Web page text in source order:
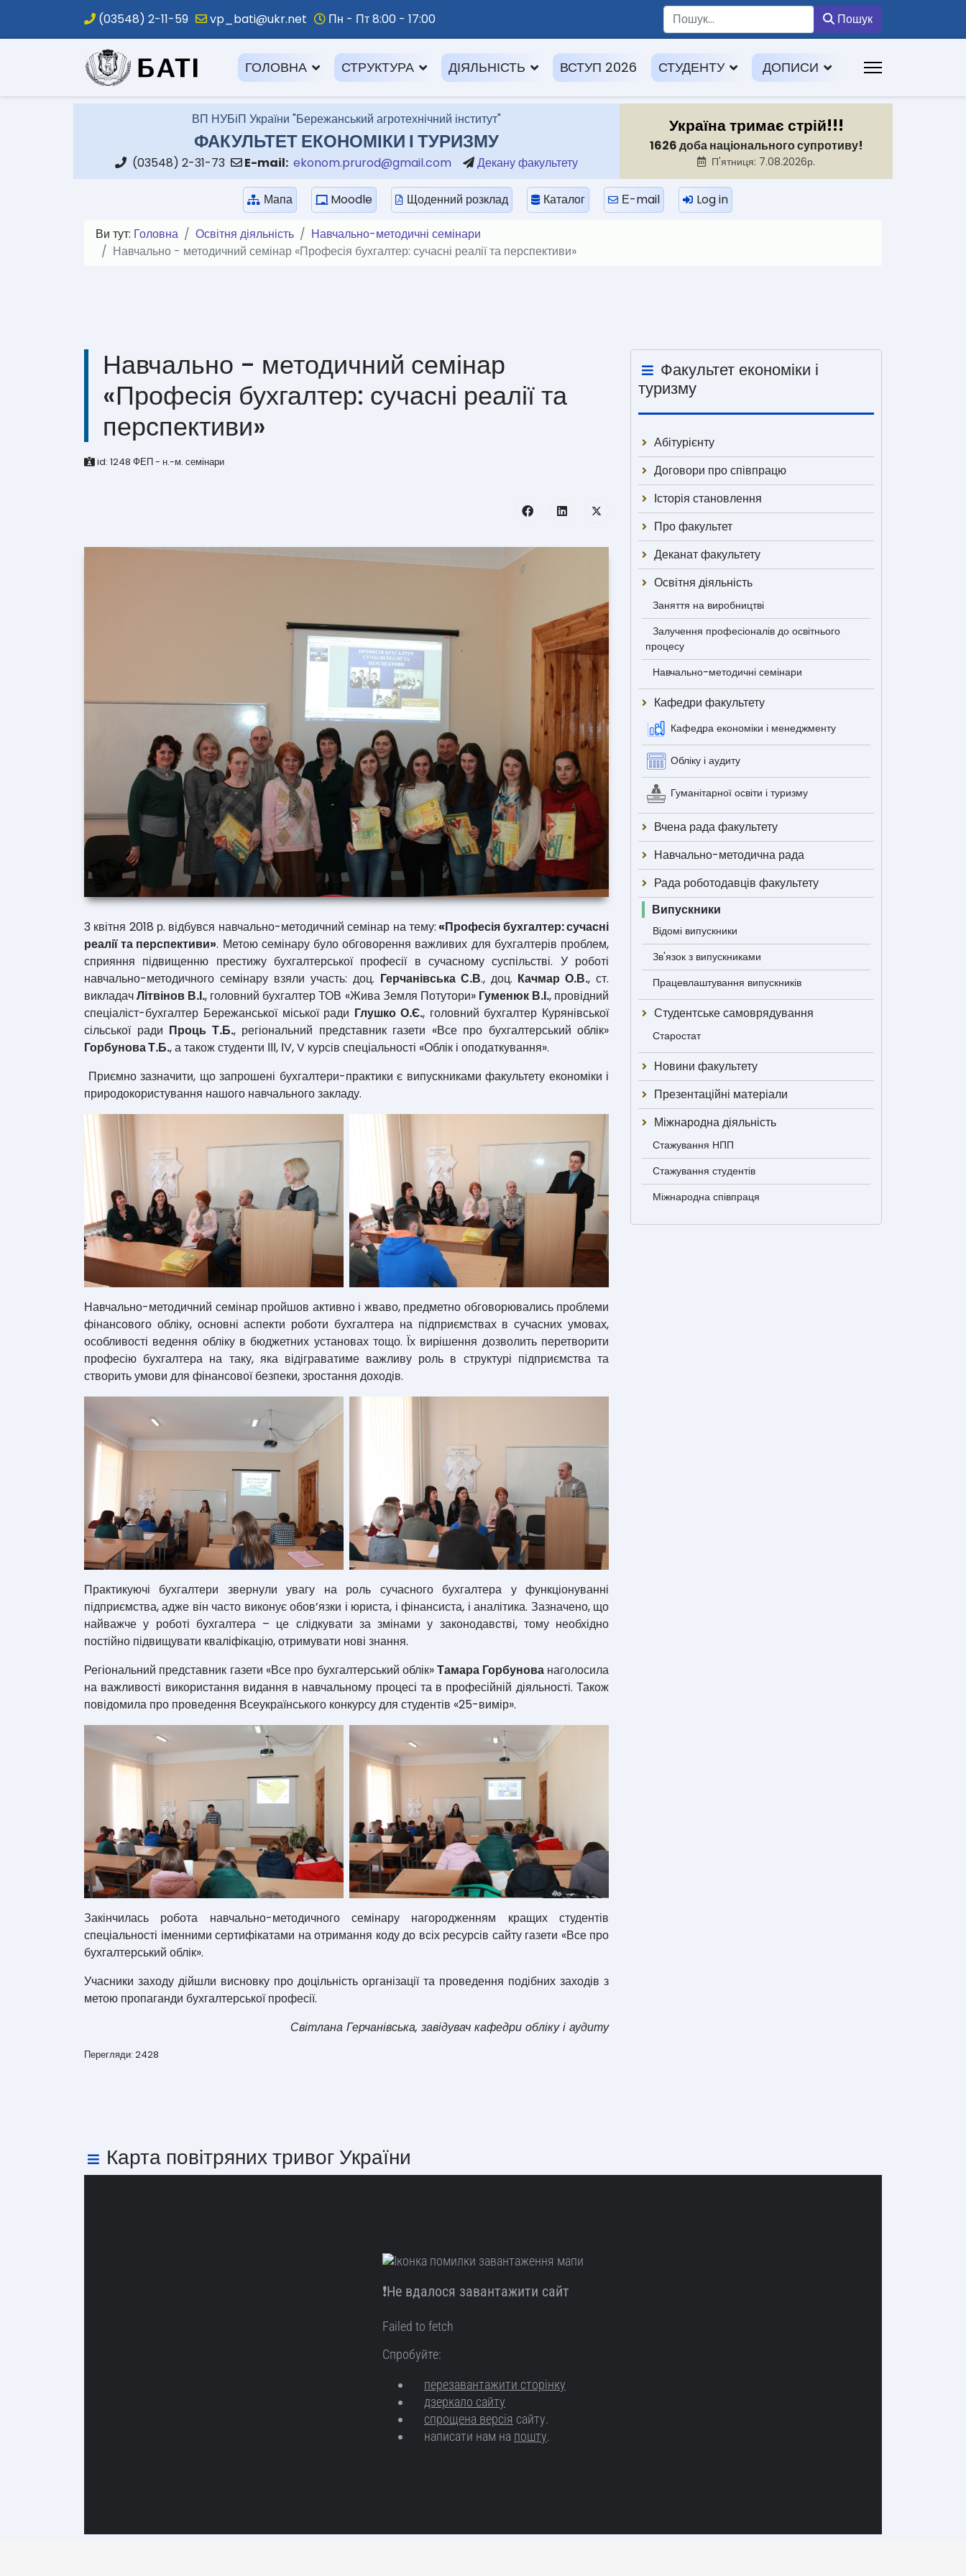
(03548) 2-11-59 vp_bati@ukr.net Пн - Пт 8:00 - 17:00 Пошук
.
ГОЛОВНА СТРУКТУРА ДІЯЛЬНІСТЬ ВСТУП 2026 СТУДЕНТУ ДОПИСИ
ВП НУБіП України "Бережанський агротехнічний інститут"
ФАКУЛЬТЕТ ЕКОНОМІКИ І ТУРИЗМУ
(03548) 2-31-73 E-mail: ekonom.prurod@gmail.com Декану факультету
Україна тримає стрій!!!
1626 доба національного супротиву!
П'ятниця: 7.08.2026р.
Мапа Moodle Щоденний розклад Каталог Е-mail Log in
Ви тут: Головна Освітня діяльність
Навчально-методичні семінари
Навчально - методичний семінар «Професія бухгалтер: сучасні реалії та перспективи»
Навчально - методичний семінар
«Професія бухгалтер: сучасні реалії та
перспективи»
id: 1248 ФЕП - н.-м. семінари
3 квітня 2018 р. відбувся навчально-методичний семінар на тему: «Професія бухгалтер: сучасні
реалії та перспективи». Метою семінару було обговорення важливих для бухгалтерів проблем,
сприяння підвищенню престижу бухгалтерської професії в сучасному суспільстві. У роботі
навчально-методичного семінару взяли участь: доц. Герчанівська С.В., доц. Качмар О.В., ст.
викладачЛітвінов В.І., головний бухгалтер ТОВ «Жива Земля Потутори» Гуменюк В.І., провідний
спеціаліст-бухгалтер Бережанської міської ради Глушко О.Є., головний бухгалтер Курянівської
сільської ради Проць Т.Б., регіональний представник газети «Все про бухгалтерський облік»
Горбунова Т.Б., а також студенти ІІІ, ІV, V курсів спеціальності «Облік і оподаткування».
Приємно зазначити, що запрошені бухгалтери-практики є випускниками факультету економіки і
природокористування нашого навчального закладу.
Навчально-методичний семінар пройшов активно і жваво, предметно обговорювались проблеми
фінансового обліку, основні аспекти роботи бухгалтера на підприємствах в сучасних умовах,
особливості ведення обліку в бюджетних установах тощо. Їх вирішення дозволить перетворити
професію бухгалтера на таку, яка відіграватиме важливу роль в структурі підприємства та
створить умови для фінансової безпеки, зростання доходів.
Практикуючі бухгалтери звернули увагу на роль сучасного бухгалтера у функціонуванні
підприємства, адже він часто виконує обов’язки і юриста, і фінансиста, і аналітика. Зазначено, що
найважче у роботі бухгалтера – це слідкувати за змінами у законодавстві, тому необхідно
постійно підвищувати кваліфікацію, отримувати нові знання.
Регіональний представник газети «Все про бухгалтерський облік»Тамара Горбунованаголосила
на важливості використання видання в навчальному процесі та в професійній діяльності. Також
повідомила про проведення Всеукраїнського конкурсу для студентів «25-вимір».
Закінчилась робота навчально-методичного семінару нагородженням кращих студентів
спеціальності іменними сертифікатами на отримання коду до всіх ресурсів сайту газети «Все про
бухгалтерський облік».
Учасники заходу дійшли висновку про доцільність організації та проведення подібних заходів з
метою пропаганди бухгалтерської професії.
Світлана Герчанівська, завідувач кафедри обліку і аудиту
Перегляди: 2428
Факультет економіки і
туризму
Абітурієнту
Договори про співпрацю
Історія становлення
Про факультет
Деканат факультету
Освітня діяльність
Заняття на виробництві
Залучення професіоналів до освітнього
процесу
Навчально-методичні семінари
Кафедри факультету
Кафедра економіки і менеджменту
Обліку і аудиту
Гуманітарної освіти і туризму
Вчена рада факультету
Навчально-методична рада
Рада роботодавців факультету
Випускники
Відомі випускники
Зв'язок з випускниками
Працевлаштування випускників
Студентське самоврядування
Старостат
Новини факультету
Презентаційні матеріали
Міжнародна діяльність
Стажування НПП
Стажування студентів
Міжнародна співпраця
Карта повітряних тривог України